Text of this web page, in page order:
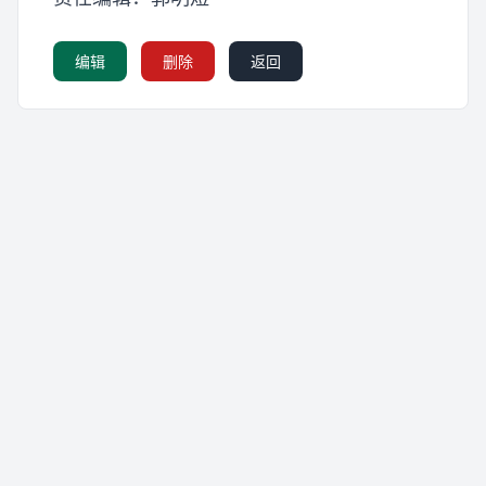
编辑 删除 返回